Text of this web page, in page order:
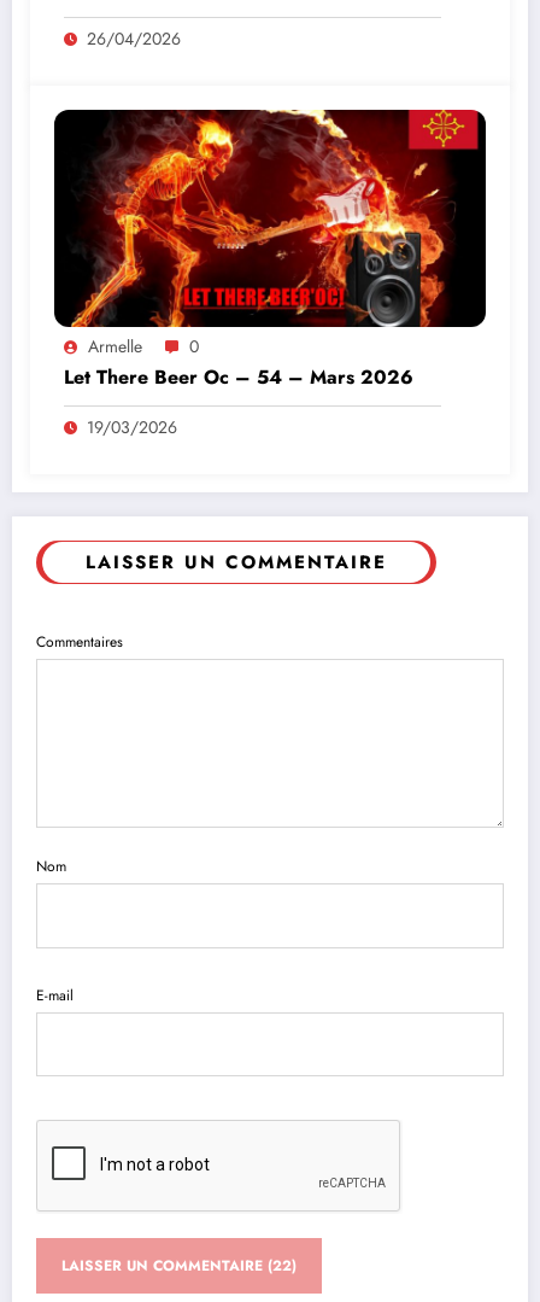
26/04/2026
Armelle 0
Let There Beer Oc – 54 – Mars 2026
19/03/2026
LAISSER UN COMMENTAIRE
Commentaires
Nom
E-mail